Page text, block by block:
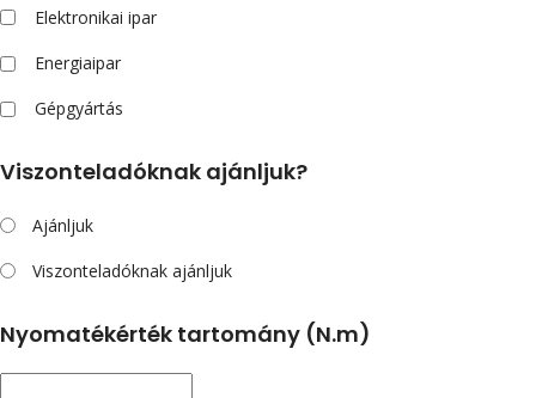
Elektronikai ipar
Energiaipar
Gépgyártás
Viszonteladóknak ajánljuk?
Ajánljuk
Viszonteladóknak ajánljuk
Nyomatékérték tartomány (N.m)